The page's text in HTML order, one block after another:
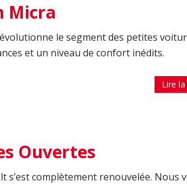
Micra
le segment des petites
et un niveau de confort inédits.
Lire
Ouvertes
s’est complètement renouvelée. Nous